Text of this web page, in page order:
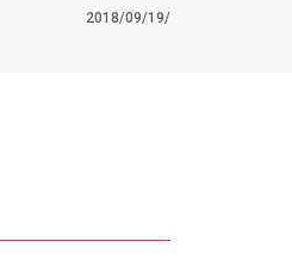
2018/09/19/